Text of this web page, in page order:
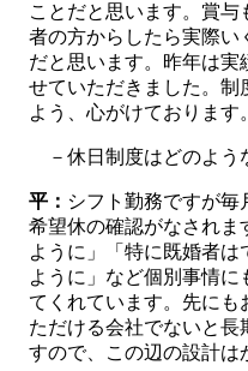
ことだと思います。賞
者の方からしたら実際い
だと思います。昨年は実
せていただきました。制
よう、心がけております。
－休日制度はどのよう
平： シフト勤務ですが
希望休の確認がなされま
ように」「特に既婚者は
ように」など個別事情に
てくれています。先にも
ただける会社でないと長
すので、この辺の設計は